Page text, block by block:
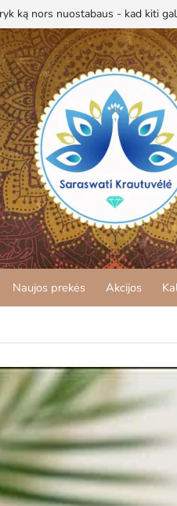
ką nors nuostabaus - kad kiti
Naujos prekės Akcijos